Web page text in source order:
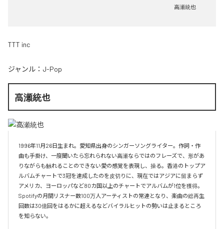
高瀬統也
TTT inc
ジャンル： J-Pop
高瀬統也
1996年11月26日生まれ。愛知県出身のシンガーソングライター。作詞・作
曲も手掛け、一度聞いたら忘れられない高瀬ならではのフレーズで、形があ
りながらも触れることのできない愛の感覚を表現し、操る。香港のトップア
ルバムチャートで3冠を達成したのを皮切りに、現在ではアジアに留まらず
アメリカ、ヨーロッパなど80カ国以上のチャートでアルバムが1位を獲得。
Spotifyの月間リスナー数100万人アーティストの常連となり、楽曲の総再生
回数は30億回をはるかに超えるなどバイラルヒットの勢いは止まるところ
を知らない。